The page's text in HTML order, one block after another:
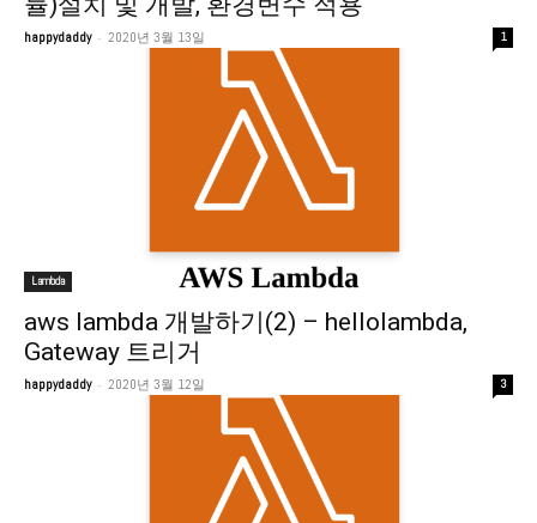
happydaddy - 2020년 3월 13일 1
Lambda
aws lambda 개발하기(2) – hellolambda,
Gateway 트리거
happydaddy - 2020년 3월 12일 3